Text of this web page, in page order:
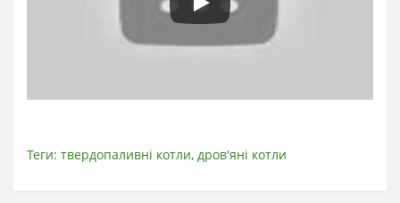
Теги: твердопаливні котли, дров'яні котли